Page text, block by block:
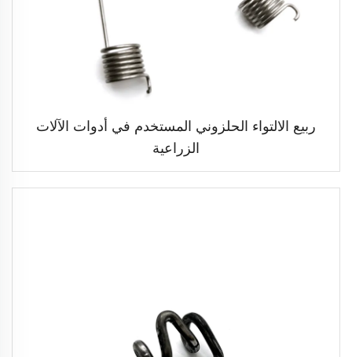
ربيع الالتواء الحلزوني المستخدم في أدوات الآلات
الزراعية